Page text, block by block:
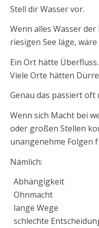
Stell dir Wasser vor.
Wenn alles Wasser
riesigen See läge,
Ein Ort hätte Überfluss.
Viele Orte hätten
Genau das passiert oft
Wenn sich Macht bei
oder großen Stellen
unangenehme Folgen
Nämlich:
Abhängigkeit
Ohnmacht
lange Wege
schlechte